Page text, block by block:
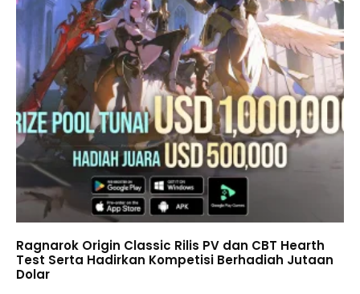
Ragnarok Origin Classic Rilis PV dan CBT Hearth
Test Serta Hadirkan Kompetisi Berhadiah Jutaan
Dolar